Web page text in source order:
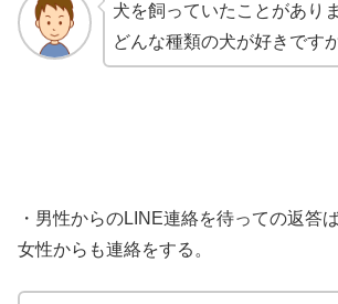
犬を飼っていたことがあ
どんな種類の犬が好きですか
・男性からのLINE連絡を待っての返答
女性からも連絡をする。